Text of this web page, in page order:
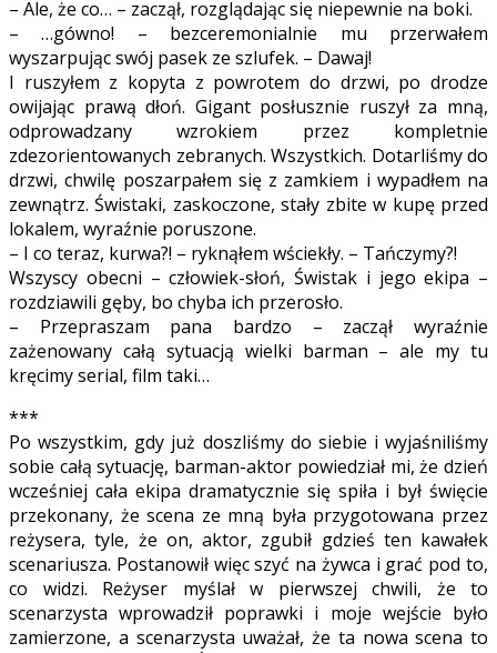
– Ale, że co… – zaczął, rozglądając się niepewnie na boki.
– …gówno! – bezceremonialnie mu przerwałem
wyszarpując swój pasek ze szlufek. – Dawaj!
I ruszyłem z kopyta z powrotem do drzwi, po drodze
owijając prawą dłoń. Gigant posłusznie ruszył za mną,
odprowadzany wzrokiem przez kompletnie
zdezorientowanych zebranych. Wszystkich. Dotarliśmy do
drzwi, chwilę poszarpałem się z zamkiem i wypadłem na
zewnątrz. Świstaki, zaskoczone, stały zbite w kupę przed
lokalem, wyraźnie poruszone.
– I co teraz, kurwa?! – ryknąłem wściekły. – Tańczymy?!
Wszyscy obecni – człowiek-słoń, Świstak i jego ekipa –
rozdziawili gęby, bo chyba ich przerosło.
– Przepraszam pana bardzo – zaczął wyraźnie
zażenowany całą sytuacją wielki barman – ale my tu
kręcimy serial, film taki…
***
Po wszystkim, gdy już doszliśmy do siebie i wyjaśniliśmy
sobie całą sytuację, barman-aktor powiedział mi, że dzień
wcześniej cała ekipa dramatycznie się spiła i był święcie
przekonany, że scena ze mną była przygotowana przez
reżysera, tyle, że on, aktor, zgubił gdzieś ten kawałek
scenariusza. Postanowił więc szyć na żywca i grać pod to,
co widzi. Reżyser myślał w pierwszej chwili, że to
scenarzysta wprowadził poprawki i moje wejście było
zamierzone, a scenarzysta uważał, że ta nowa scena to